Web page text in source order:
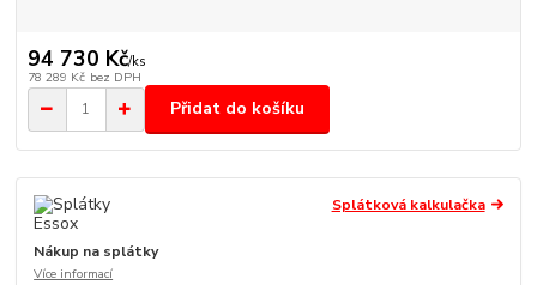
94 730 Kč/ks
78 289 Kč bez DPH
Přidat do košíku
Splátková kalkulačka
Nákup na splátky
Více informací